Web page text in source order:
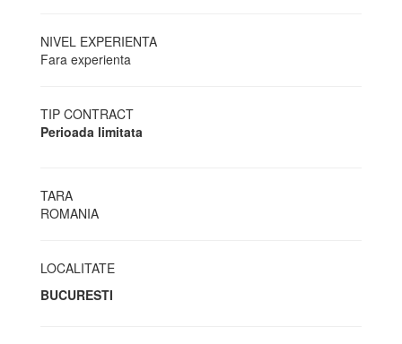
NIVEL EXPERIENTA
Fara experienta
TIP CONTRACT
Perioada limitata
TARA
ROMANIA
LOCALITATE
BUCURESTI